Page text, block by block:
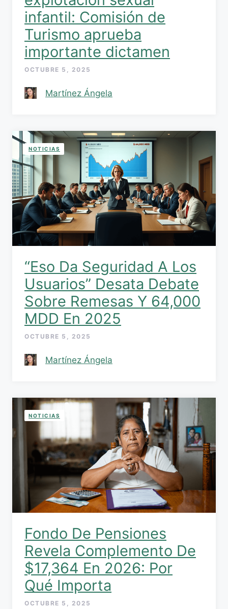
infantil: Comisión de
Turismo aprueba
importante dictamen
OCTUBRE 5, 2025
Martínez Ángela
NOTICIAS
“Eso Da Seguridad A Los
Usuarios” Desata Debate
Sobre Remesas Y 64,000
MDD En 2025
OCTUBRE 5, 2025
Martínez Ángela
NOTICIAS
Fondo De Pensiones
Revela Complemento De
$17,364 En 2026: Por
Qué Importa
OCTUBRE 5, 2025